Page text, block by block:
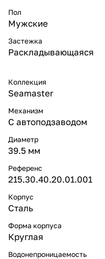
Пол
Мужские
Застежка
Раскладывающаяся
Коллекция
Seamaster
Механизм
С автоподзаводом
Диаметр
39.5 мм
Референс
215.30.40.20.01.001
Корпус
Сталь
Форма корпуса
Круглая
Водонепроницаемость